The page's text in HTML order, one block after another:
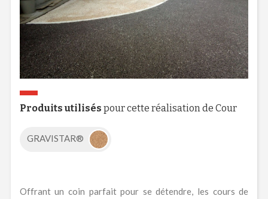
Produits utilisés pour cette réalisation de Cour
GRAVISTAR®
Offrant un coin parfait pour se détendre, les cours de